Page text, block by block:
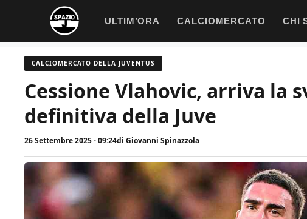
contenuto
ULTIM’ORA CALCIOMERCATO CHI
CALCIOMERCATO DELLA JUVENTUS
Cessione Vlahovic, arriva la
definitiva della Juve
26 Settembre 2025 - 09:24di Giovanni Spinazzola